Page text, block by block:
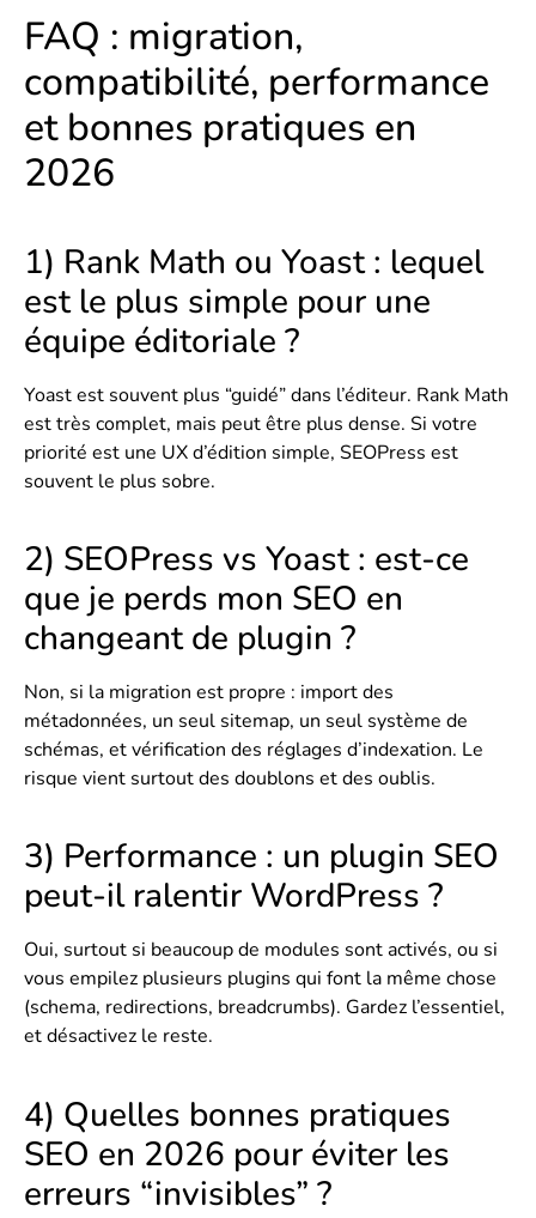
FAQ : migration,
compatibilité, performance
et bonnes pratiques en
2026
1) Rank Math ou Yoast : lequel
est le plus simple pour une
équipe éditoriale ?
Yoast est souvent plus “guidé” dans l’éditeur. Rank Math
est très complet, mais peut être plus dense. Si votre
priorité est une UX d’édition simple, SEOPress est
souvent le plus sobre.
2) SEOPress vs Yoast : est-ce
que je perds mon SEO en
changeant de plugin ?
Non, si la migration est propre : import des
métadonnées, un seul sitemap, un seul système de
schémas, et vérification des réglages d’indexation. Le
risque vient surtout des doublons et des oublis.
3) Performance : un plugin SEO
peut-il ralentir WordPress ?
Oui, surtout si beaucoup de modules sont activés, ou si
vous empilez plusieurs plugins qui font la même chose
(schema, redirections, breadcrumbs). Gardez l’essentiel,
et désactivez le reste.
4) Quelles bonnes pratiques
SEO en 2026 pour éviter les
erreurs “invisibles” ?